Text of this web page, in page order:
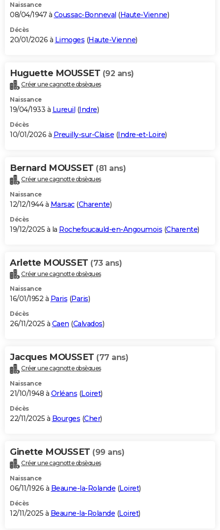
Naissance
08/04/1947 à Coussac-Bonneval (Haute-Vienne)
Décès
20/01/2026 à Limoges (Haute-Vienne)
Huguette MOUSSET (92 ans)
Créer une cagnotte obsèques
Naissance
19/04/1933 à Lureuil (Indre)
Décès
10/01/2026 à Preuilly-sur-Claise (Indre-et-Loire)
Bernard MOUSSET (81 ans)
Créer une cagnotte obsèques
Naissance
12/12/1944 à Marsac(Charente)
Décès
19/12/2025 à la Rochefoucauld-en-Angoumois (Charente)
Arlette MOUSSET (73 ans)
Créer une cagnotte obsèques
Naissance
16/01/1952 à Paris (Paris)
Décès
26/11/2025 à Caen (Calvados)
Jacques MOUSSET (77 ans)
Créer une cagnotte obsèques
Naissance
21/10/1948 à Orléans (Loiret)
Décès
22/11/2025 à Bourges (Cher)
Ginette MOUSSET (99 ans)
Créer une cagnotte obsèques
Naissance
06/11/1926 à Beaune-la-Rolande (Loiret)
Décès
12/11/2025 à Beaune-la-Rolande (Loiret)